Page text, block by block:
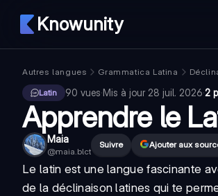
Knowunity
Autres langues Grammatica Latina
Latin
90 vues·Mis à jour 28 juil. 2026·2
Apprendre le
Maia
@maia.blct
Suivre Ajouter aux
Le latin est une langue fascinante
de la déclinaison latines qui te